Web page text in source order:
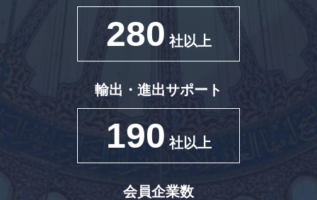
280 社以上
輸出・進出サポート
190 社以上
会員企業数